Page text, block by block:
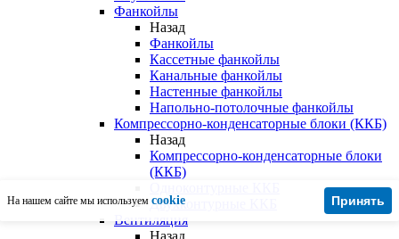
Фанкойлы
Назад
Фанкойлы
Кассетные фанкойлы
Канальные фанкойлы
Настенные фанкойлы
Напольно-потолочные фанкойлы
Компрессорно-конденсаторные блоки (ККБ)
Назад
Компрессорно-конденсаторные блоки
(ККБ)
Двухконтурные ККБ
Вентиляция
Назад
На нашем сайте мы используем cookie Принять